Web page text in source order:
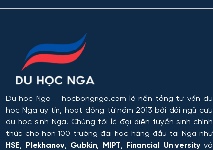
Du học Nga – hocbongnga.com là nền tảng tư vấn du
học Nga uy tín, hoạt động từ năm 2013 bởi đội ngũ cựu
du học sinh Nga. Chúng tôi là đại diện tuyển sinh chính
thức cho hơn 100 trường đại học hàng đầu tại Nga như
HSE, Plekhanov, Gubkin, MIPT, Financial Universityvà